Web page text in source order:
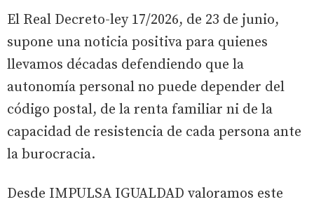
El Real Decreto-ley 17/2026, de 23 de junio,
supone una noticia positiva para quienes
llevamos décadas defendiendo que la
autonomía personal no puede depender del
código postal, de la renta familiar ni de la
capacidad de resistencia de cada persona ante
la burocracia.
Desde IMPULSA IGUALDAD valoramos este